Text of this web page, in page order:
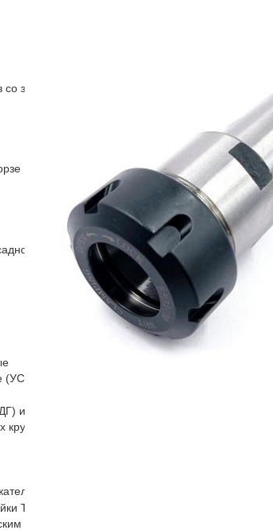
звездочками
инструмента
(УСП)
и бабки
кругов ДО-75 ДО-40
Т образные гайки для фрезерных пазов гайки с
хвостовиком